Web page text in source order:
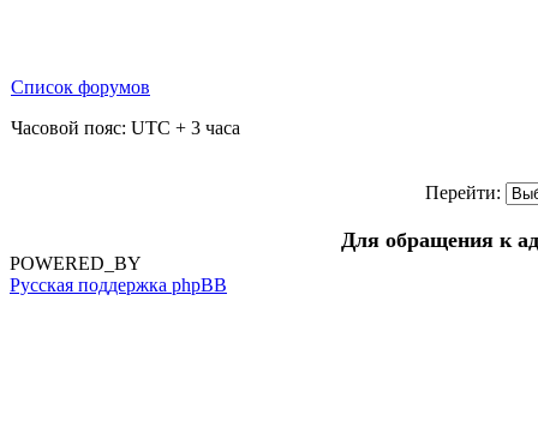
Список форумов
Часовой пояс: UTC + 3 часа
Перейти:
Для обращения к
POWERED_BY
Русская поддержка phpBB